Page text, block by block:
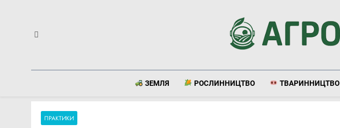
Агронавт
ЗЕМЛЯ РОСЛИННИЦТВО ТВАРИННИЦТВО
ПРАКТИКИ